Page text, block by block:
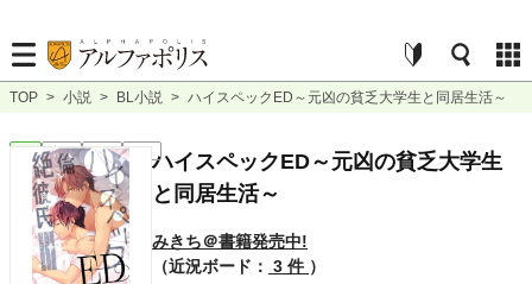
TOP > 小説 > BL小説 > ハイスペックED～元凶の貧乏大学生と同居生活～
完結 長編
ハイスペックED～元凶の貧乏大学生
と同居生活～
みきち＠書籍発売中!
（近況ボード： 3 件 ）